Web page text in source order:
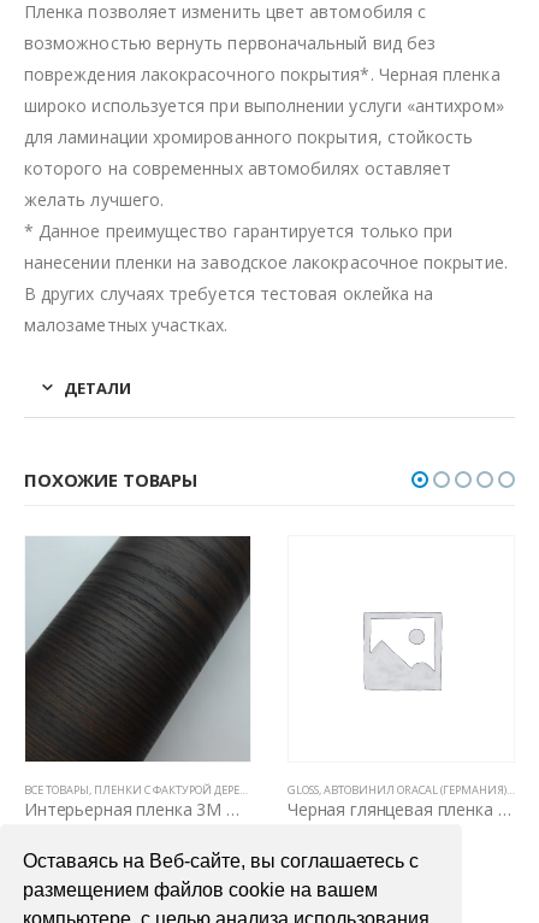
Оставаясь на Веб-сайте, вы соглашаетесь с
размещением файлов cookie на вашем
компьютере, с целью анализа использования
Пленка позволяет изменить цвет автомобиля с
возможностью вернуть первоначальный вид без
повреждения лакокрасочного покрытия*. Черная пленка
широко используется при выполнении услуги «антихром»
для ламинации хромированного покрытия, стойкость
которого на современных автомобилях оставляет
желать лучшего.
* Данное преимущество гарантируется только при
нанесении пленки на заводское лакокрасочное покрытие.
В других случаях требуется тестовая оклейка на
малозаметных участках.
ДЕТАЛИ
ПОХОЖИЕ ТОВАРЫ
ТОВАРЫ,ЦВЕТНЫЕ ВИНИЛОВЫЕ ПЛЕНКИ
ВСЕ ТОВАРЫ, ПЛЕНКИ С ФАКТУРОЙ ДЕРЕВА И КОЖИ ,ЦВЕТНЫЕ ВИНИЛОВЫЕ ПЛЕНКИ
Интерьерная пленка 3М DI – NOC WG 156
В КОРЗИНУ
GLOSS,АВТОВИНИЛ ORACAL (ГЕРМАНИЯ),ВСЕ
Черная глянцевая пленка для авто Oracal 551 1,26м
В КОРЗИНУ